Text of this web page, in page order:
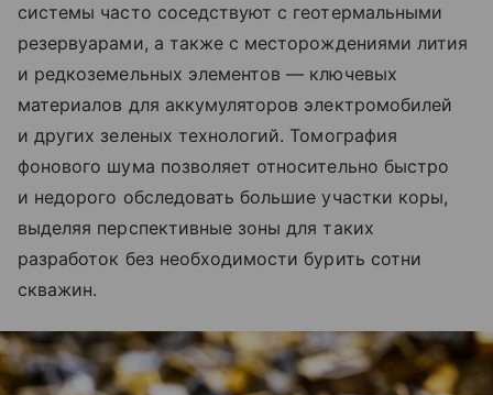
системы часто соседствуют с геотермальными
резервуарами, а также с месторождениями лития
и редкоземельных элементов — ключевых
материалов для аккумуляторов электромобилей
и других зеленых технологий. Томография
фонового шума позволяет относительно быстро
и недорого обследовать большие участки коры,
выделяя перспективные зоны для таких
разработок без необходимости бурить сотни
скважин.